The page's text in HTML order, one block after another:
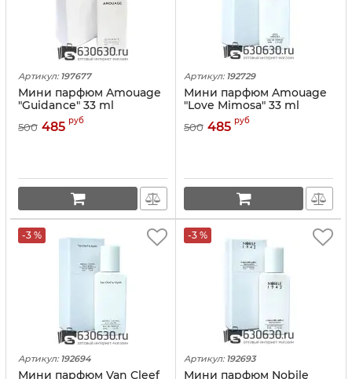
Артикул: 197677
Мини парфюм Amouage
"Guidance" 33 ml
500 485 руб
Артикул: 192729
Мини парфюм Amouage
"Love Mimosa" 33 ml
500 485 руб
-3 %
Артикул: 192694
Мини парфюм Van Cleef
-3 %
Артикул: 192693
Мини парфюм Nobile